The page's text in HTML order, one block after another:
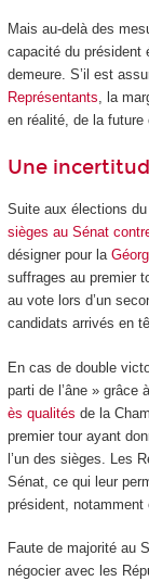
Mais au-delà des
capacité du président
demeure. S’il est
Représentants, la
en réalité, de la
Une
Suite aux élections
sièges au Sénat
désigner pour la
suffrages au premier
au vote lors d’un
candidats arrivés en
En cas de double
parti de l’âne » grâce
ès qualités de la
premier tour ayant
l’un des sièges. Les
Sénat, ce qui leur
président, notamment
Faute de majorité au
négocier avec les